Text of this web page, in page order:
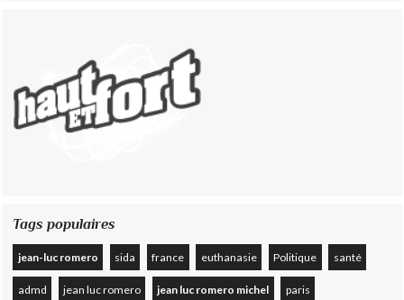
Tags populaires
jean-luc romero sida france euthanasie Politique santé
admd jean luc romero jean luc romero michel paris